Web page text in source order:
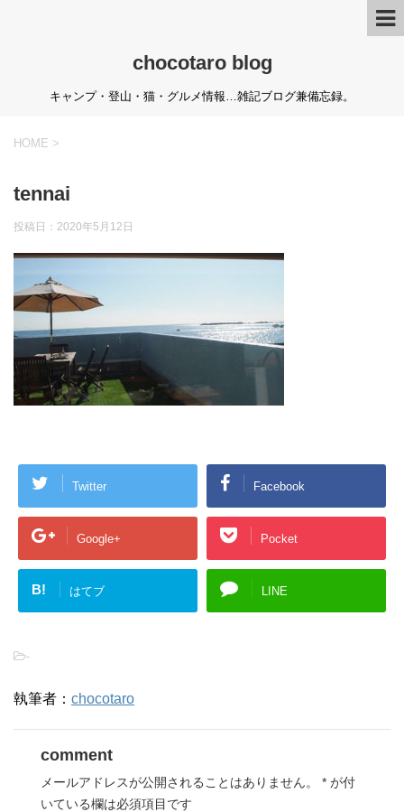
chocotaro blog
キャンプ・登山・猫・グルメ情報…雑記ブログ兼備忘録。
HOME >
tennai
投稿日： 2020年5月12日
Twitter Facebook
Google+ Pocket
B! はてブ LINE
-
執筆者： chocotaro
comment
メールアドレスが公開されることはありません。 * が付
いている欄は必須項目です